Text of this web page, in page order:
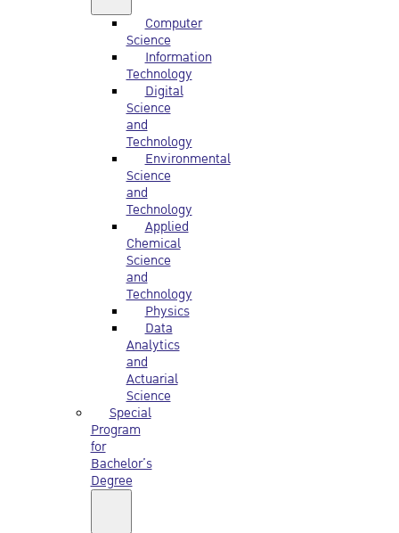
Computer
Science
Information
Technology
Digital
Science
and
Technology
Environmental
Science
and
Technology
Applied
Chemical
Science
and
Technology
Physics
Data
Analytics
and
Actuarial
Science
Special
Program
for
Bachelor’s
Degree